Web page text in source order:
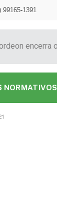
99165-1391
NORMATIVOS